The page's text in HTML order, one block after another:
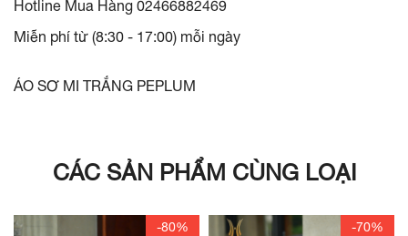
Hotline Mua Hàng 02466882469
Miễn phí từ (8:30 - 17:00) mỗi ngày
ÁO SƠ MI TRẮNG PEPLUM
CÁC SẢN PHẨM CÙNG LOẠI
-80% -70%